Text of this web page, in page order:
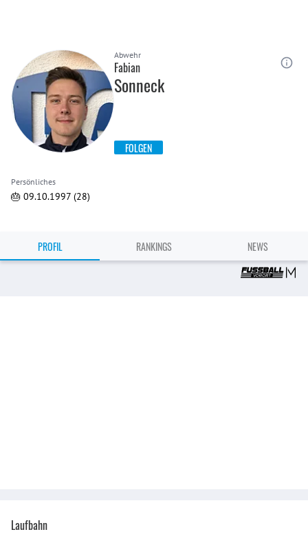
Abwehr
Fabian
Sonneck
FOLGEN
Persönliches
🎂 09.10.1997 (28)
PROFIL RANKINGS NEWS
Laufbahn